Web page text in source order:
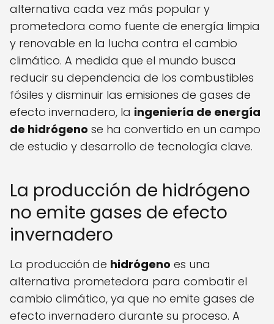
alternativa cada vez más popular y
prometedora como fuente de energía limpia
y renovable en la lucha contra el cambio
climático. A medida que el mundo busca
reducir su dependencia de los combustibles
fósiles y disminuir las emisiones de gases de
efecto invernadero, la ingeniería de energía
de hidrógeno se ha convertido en un campo
de estudio y desarrollo de tecnología clave.
La producción de hidrógeno
no emite gases de efecto
invernadero
La producción de hidrógeno es una
alternativa prometedora para combatir el
cambio climático, ya que no emite gases de
efecto invernadero durante su proceso. A